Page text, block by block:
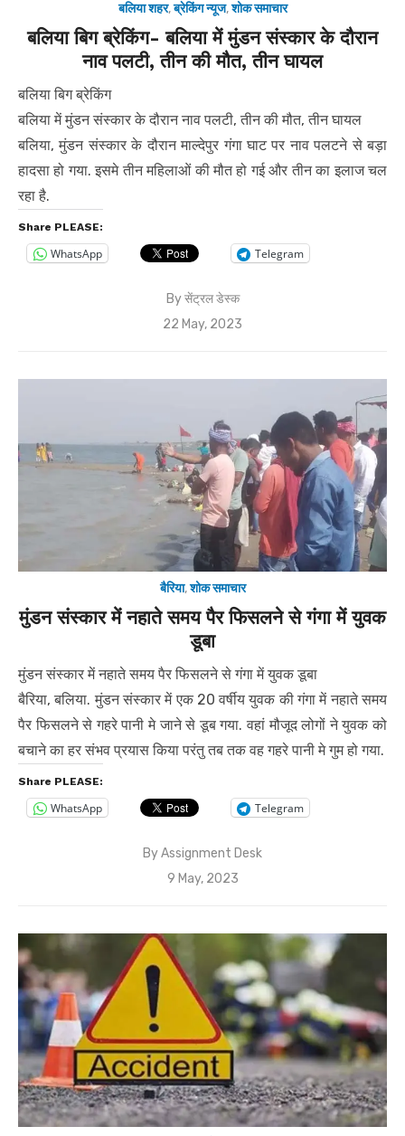
बलिया शहर,ब्रेकिंग न्यूज,शोक समाचार
बलिया बिग ब्रेकिंग- बलिया में मुंडन संस्कार के दौरान
नाव पलटी, तीन की मौत, तीन घायल
बलिया बिग ब्रेकिंग
बलिया में मुंडन संस्कार के दौरान नाव पलटी, तीन की मौत, तीन घायल
बलिया, मुंडन संस्कार के दौरान माल्देपुर गंगा घाट पर नाव पलटने से बड़ा
हादसा हो गया. इसमे तीन महिलाओं की मौत हो गई और तीन का इलाज चल
रहा है.
Share PLEASE:
WhatsApp Telegram
Byसेंट्रल डेस्क
Posted
22 May, 2023
बैरिया,शोक समाचार
मुंडन संस्कार में नहाते समय पैर फिसलने से गंगा में युवक
डूबा
मुंडन संस्कार में नहाते समय पैर फिसलने से गंगा में युवक डूबा
बैरिया, बलिया. मुंडन संस्कार में एक 20 वर्षीय युवक की गंगा में नहाते समय
पैर फिसलने से गहरे पानी मे जाने से डूब गया. वहां मौजूद लोगों ने युवक को
बचाने का हर संभव प्रयास किया परंतु तब तक वह गहरे पानी मे गुम हो गया.
Share PLEASE:
WhatsApp Telegram
ByAssignment Desk
Posted
9 May, 2023